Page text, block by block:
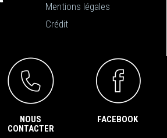
Mentions légales
Crédit
NOUS
CONTACTER
FACEBOOK